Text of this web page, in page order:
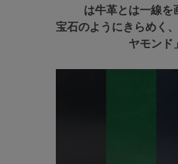
は牛革とは一線を
宝石のようにきらめく、
ヤモンド」